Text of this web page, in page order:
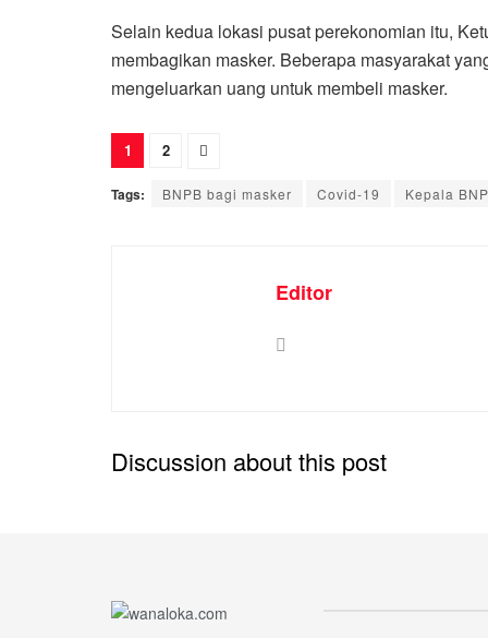
Selain kedua lokasi pusat perekonomian itu,
membagikan masker. Beberapa masyarakat
mengeluarkan uang untuk membeli masker.
1 2
Tags: BNPB bagi masker Covid-19 Kepala
Editor
Discussion about this post